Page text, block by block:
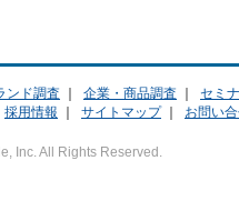
ンド調査 企業・商品調査
セミ
採用情報 サイトマップ｜ お問い
Inc. All Rights Reserved.